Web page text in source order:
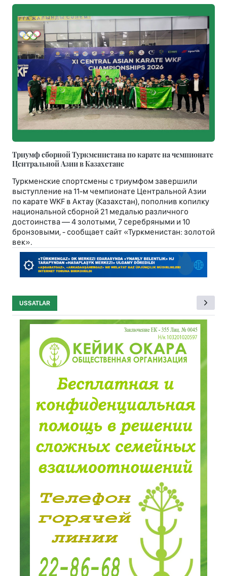
Триумф сборной Туркменистана по карате на чемпионате
Центральной Азии в Казахстане
Туркменские спортсмены с триумфом завершили
выступление на 11-м чемпионате Центральной Азии
по карате WKF в Актау (Казахстан), пополнив копилку
национальной сборной 21 медалью различного
достоинства — 4 золотыми, 7 серебряными и 10
бронзовыми, - сообщает сайт «Туркменистан: золотой
век».
USSATLAR